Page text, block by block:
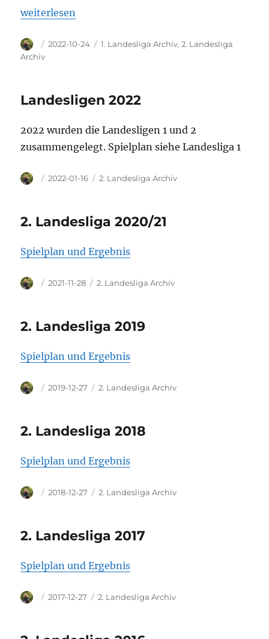
„Ausschreibung der Landesligen 2023“
weiterlesen
Autor
Veröffentlicht
2022-10-24 Kategorien
1. Landesliga Archiv,2. Landesliga
Archiv
Landesligen 2022
2022 wurden die Landesligen 1 und 2
zusammengelegt. Spielplan siehe Landesliga 1
Autor
Veröffentlicht
2022-01-16 Kategorien
2. Landesliga Archiv
2. Landesliga 2020/21
Spielplan und Ergebnis
Autor
Veröffentlicht
2021-11-28 Kategorien
2. Landesliga Archiv
2. Landesliga 2019
Spielplan und Ergebnis
Autor
Veröffentlicht
2019-12-27 Kategorien
2. Landesliga Archiv
2. Landesliga 2018
Spielplan und Ergebnis
Autor
Veröffentlicht
2018-12-27 Kategorien
2. Landesliga Archiv
2. Landesliga 2017
Spielplan und Ergebnis
Autor
Veröffentlicht
2017-12-27 Kategorien
2. Landesliga Archiv